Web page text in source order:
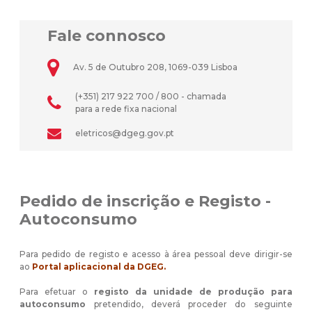
Fale connosco
Av. 5 de Outubro 208, 1069-039 Lisboa
(+351) 217 922 700 / 800 - chamada
para a rede fixa nacional
eletricos@dgeg.gov.pt
Pedido de inscrição e Registo -
Autoconsumo
Para pedido de registo e acesso à área pessoal deve dirigir-se
ao Portal aplicacional da DGEG.
Para efetuar o registo da unidade de produção para
autoconsumo pretendido, deverá proceder do seguinte